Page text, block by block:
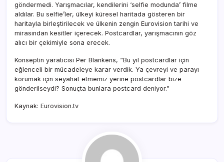
göndermedi. Yarışmacılar, kendilerini ‘selfie modunda’ filme
aldılar. Bu selfie’ler, ülkeyi küresel haritada gösteren bir
haritayla birleştirilecek ve ülkenin zengin Eurovision tarihi ve
mirasından kesitler içerecek. Postcardlar, yarışmacının göz
alıcı bir çekimiyle sona erecek.
Konseptin yaratıcısı Per Blankens, “Bu yıl postcardlar için
eğlenceli bir mücadeleye karar verdik. Ya çevreyi ve parayı
korumak için seyahat etmemiz yerine postcardlar bize
gönderilseydi? Sonuçta bunlara postcard deniyor.”
Kaynak: Eurovision.tv